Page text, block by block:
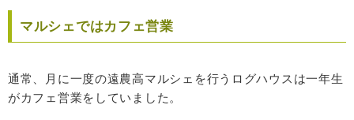
マルシェではカフェ営業
通常、月に一度の遠農高マルシェを行うログハウスは一年生
がカフェ営業をしていました。